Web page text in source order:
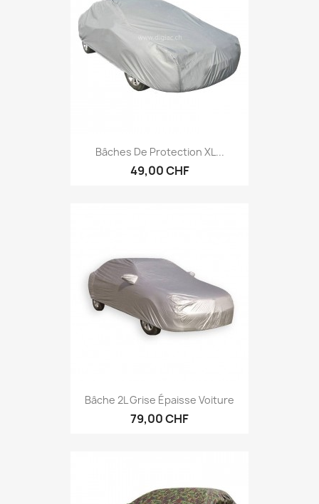
Bâches De Protection XL...
49,00 CHF
Bâche 2L Grise Épaisse Voiture
79,00 CHF